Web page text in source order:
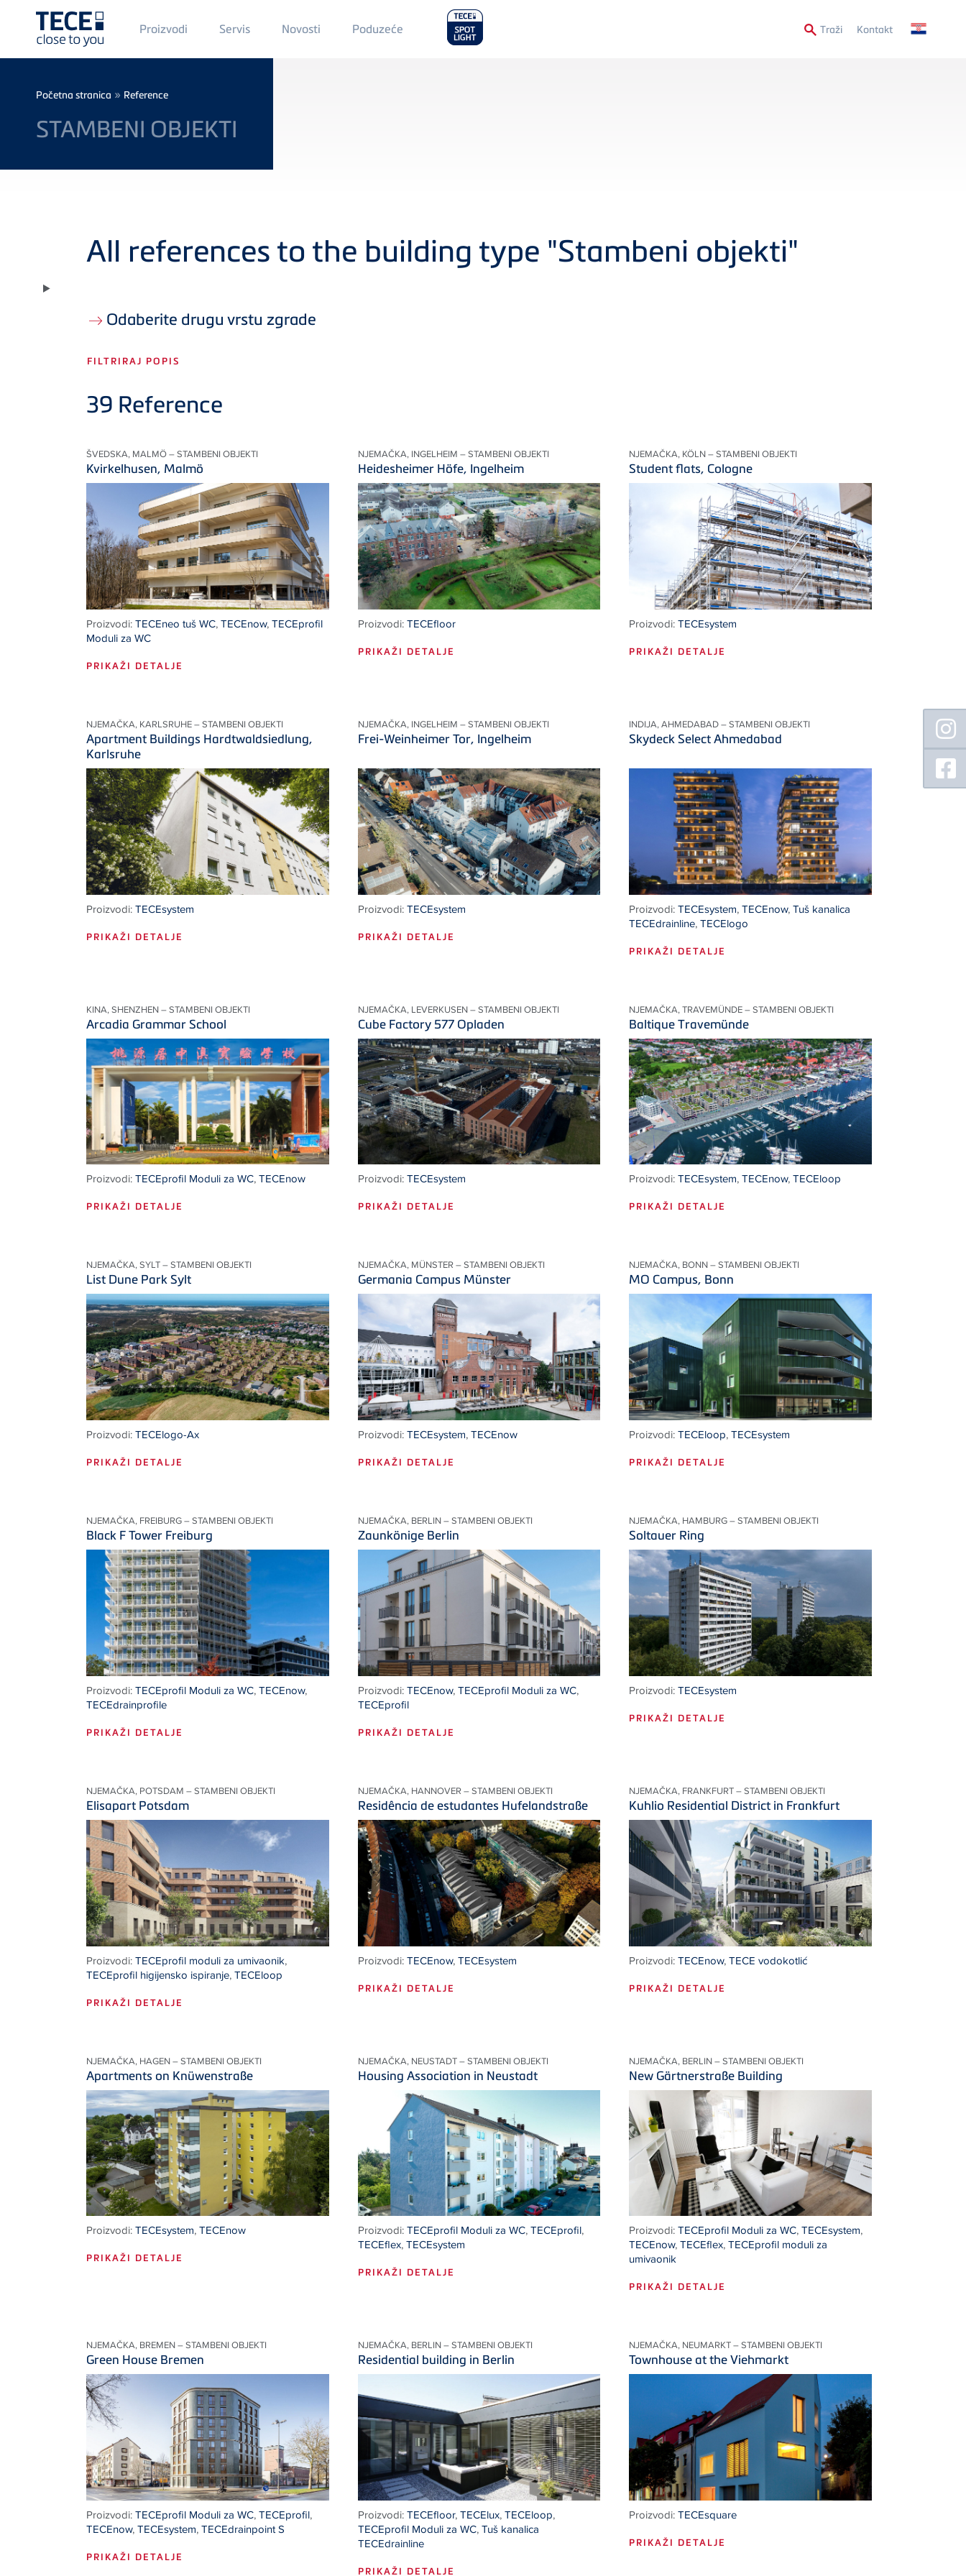
Main
Menü
1
Proizvodi Servis Novosti Main
Menu
Poduzeće TražiSecondary
Kontakt
Breadcrumb
Početna stranica » Reference
STAMBENI OBJEKTI
All references to the building type "Stambeni objekti"
Odaberite drugu vrstu zgrade
FILTRIRAJ POPIS
39 Reference
ŠVEDSKA, MALMÖ – STAMBENI OBJEKTI
Kvirkelhusen, Malmö
Proizvodi:TECEneo tuš WC,TECEnow,TECEprofil
Moduli za WC
PRIKAŽI DETALJE
NJEMAČKA, INGELHEIM – STAMBENI OBJEKTI
Heidesheimer Höfe, Ingelheim
Proizvodi:TECEfloor
PRIKAŽI DETALJE
NJEMAČKA, KÖLN – STAMBENI OBJEKTI
Student flats, Cologne
Proizvodi:TECEsystem
PRIKAŽI DETALJE
NJEMAČKA, KARLSRUHE – STAMBENI OBJEKTI
Apartment Buildings Hardtwaldsiedlung,
Karlsruhe
Proizvodi:TECEsystem
PRIKAŽI DETALJE
NJEMAČKA, INGELHEIM – STAMBENI OBJEKTI
Frei-Weinheimer Tor, Ingelheim
Proizvodi:TECEsystem
PRIKAŽI DETALJE
INDIJA, AHMEDABAD – STAMBENI OBJEKTI
Skydeck Select Ahmedabad
Proizvodi:TECEsystem,TECEnow,Tuš kanalica
TECEdrainline,TECElogo
PRIKAŽI DETALJE
KINA, SHENZHEN – STAMBENI OBJEKTI
Arcadia Grammar School
Proizvodi:TECEprofil Moduli za WC,TECEnow
PRIKAŽI DETALJE
NJEMAČKA, LEVERKUSEN – STAMBENI OBJEKTI
Cube Factory 577 Opladen
Proizvodi:TECEsystem
PRIKAŽI DETALJE
NJEMAČKA, TRAVEMÜNDE – STAMBENI OBJEKTI
Baltique Travemünde
Proizvodi:TECEsystem,TECEnow,TECEloop
PRIKAŽI DETALJE
NJEMAČKA, SYLT – STAMBENI OBJEKTI
List Dune Park Sylt
Proizvodi:TECElogo-Ax
PRIKAŽI DETALJE
NJEMAČKA, MÜNSTER – STAMBENI OBJEKTI
Germania Campus Münster
Proizvodi:TECEsystem,TECEnow
PRIKAŽI DETALJE
NJEMAČKA, BONN – STAMBENI OBJEKTI
MO Campus, Bonn
Proizvodi:TECEloop,TECEsystem
PRIKAŽI DETALJE
NJEMAČKA, FREIBURG – STAMBENI OBJEKTI
Black F Tower Freiburg
Proizvodi:TECEprofil Moduli za WC,TECEnow,
TECEdrainprofile
PRIKAŽI DETALJE
NJEMAČKA, BERLIN – STAMBENI OBJEKTI
Zaunkönige Berlin
Proizvodi:TECEnow,TECEprofil Moduli za WC,
TECEprofil
PRIKAŽI DETALJE
NJEMAČKA, HAMBURG – STAMBENI OBJEKTI
Soltauer Ring
Proizvodi:TECEsystem
PRIKAŽI DETALJE
NJEMAČKA, POTSDAM – STAMBENI OBJEKTI
Elisapart Potsdam
Proizvodi:TECEprofil moduli za umivaonik,
TECEprofil higijensko ispiranje,TECEloop
PRIKAŽI DETALJE
NJEMAČKA, HANNOVER – STAMBENI OBJEKTI
Residência de estudantes Hufelandstraße
Proizvodi:TECEnow,TECEsystem
PRIKAŽI DETALJE
NJEMAČKA, FRANKFURT – STAMBENI OBJEKTI
Kuhlio Residential District in Frankfurt
Proizvodi:TECEnow,TECE vodokotlić
PRIKAŽI DETALJE
NJEMAČKA, HAGEN – STAMBENI OBJEKTI
Apartments on Knüwenstraße
Proizvodi:TECEsystem,TECEnow
PRIKAŽI DETALJE
NJEMAČKA, NEUSTADT – STAMBENI OBJEKTI
Housing Association in Neustadt
Proizvodi:TECEprofil Moduli za WC,TECEprofil,
TECEflex,TECEsystem
PRIKAŽI DETALJE
NJEMAČKA, BERLIN – STAMBENI OBJEKTI
New Gärtnerstraße Building
Proizvodi:TECEprofil Moduli za WC,TECEsystem,
TECEnow,TECEflex,TECEprofil moduli za
umivaonik
PRIKAŽI DETALJE
NJEMAČKA, BREMEN – STAMBENI OBJEKTI
Green House Bremen
Proizvodi:TECEprofil Moduli za WC,TECEprofil,
TECEnow,TECEsystem,TECEdrainpoint S
PRIKAŽI DETALJE
NJEMAČKA, BERLIN – STAMBENI OBJEKTI
Residential building in Berlin
Proizvodi:TECEfloor,TECElux,TECEloop,
TECEprofil Moduli za WC,Tuš kanalica
TECEdrainline
PRIKAŽI DETALJE
NJEMAČKA, NEUMARKT – STAMBENI OBJEKTI
Townhouse at the Viehmarkt
Proizvodi:TECEsquare
PRIKAŽI DETALJE
Floating